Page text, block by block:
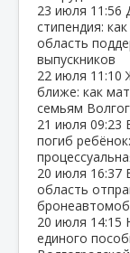
23 июля 11:56
стипендия:
область
выпускников
22 июля 11:10
ближе: как
семьям
21 июля 09:23
погиб
20 июля 16:37
область
20 июля 14:15
единого